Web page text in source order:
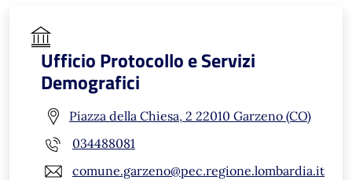
Ufficio Protocollo e Servizi
Demografici
Piazza della Chiesa, 2 22010 Garzeno (CO)
034488081
comune.garzeno@pec.regione.lombardia.it